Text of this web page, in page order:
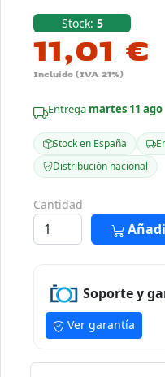
Stock: 5
11,01 €
Incluido (IVA 21%)
Entrega martes 11 ago
Stock en España
Distribución nacional
Cantidad
Soporte y
Ver garantía